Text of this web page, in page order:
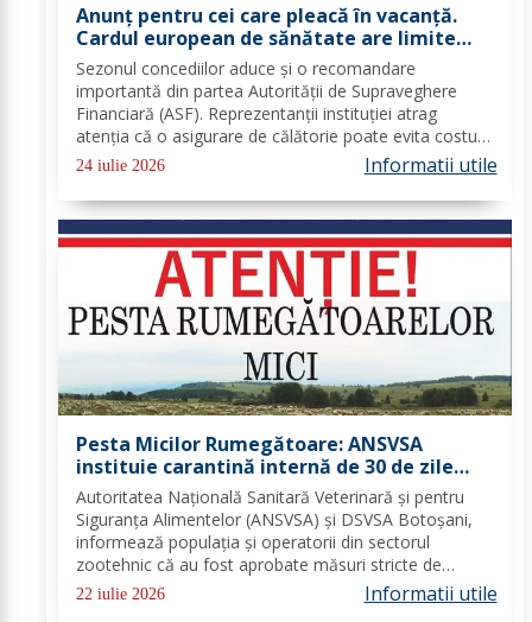
Anunț pentru cei care pleacă în vacanță.
Cardul european de sănătate are limite
importante. Greșeala care te poate costa
mii de euro
Sezonul concediilor aduce și o recomandare
importantă din partea Autorității de Supraveghere
Financiară (ASF). Reprezentanții instituției atrag
atenția că o asigurare de călătorie poate evita costuri
uriașe în cazul unor probleme medicale, al anulării
24 iulie 2026 Informatii utile
Pesta Micilor Rumegătoare: ANSVSA
instituie carantină internă de 30 de zile
pentru ovine și caprine
Autoritatea Națională Sanitară Veterinară și pentru
Siguranța Alimentelor (ANSVSA) și DSVSA Botoșani,
informează populația și operatorii din sectorul
zootehnic că au fost aprobate măsuri stricte de
urgență pe întreg teritoriul României. Decizia nr. 1,
emisă de Comitetul Național pentru Situații de...
22 iulie 2026 Informatii utile